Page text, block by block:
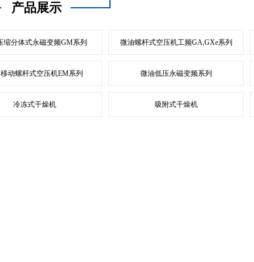
产品展示
缩分体式永磁变频GM系列 微油螺杆式空压机工频GA,GXe系列
动螺杆式空压机EM系列 微油低压永磁变频系列
冷冻式干燥机 吸附式干燥机